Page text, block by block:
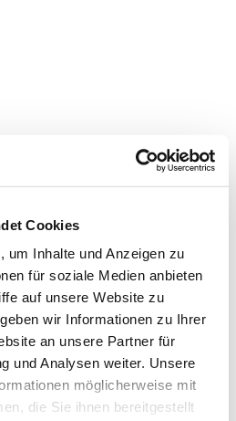
Cookies
um Inhalte und Anzeigen zu
für soziale Medien anbieten
auf unsere Website zu
wir Informationen zu Ihrer
an unsere Partner für
und Analysen weiter. Unsere
möglicherweise mit
die Sie ihnen bereitgestellt